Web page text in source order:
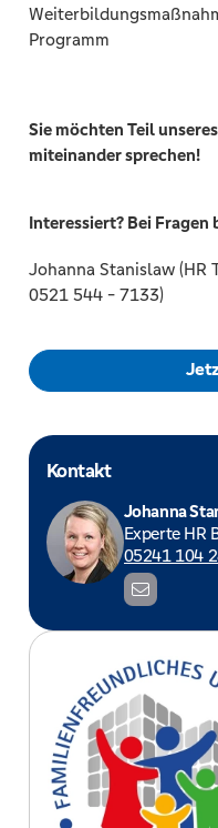
Programm
Sie möchten Teil
miteinander sprechen!
Interessiert? Bei Fragen
Johanna Stanislaw (HR
0521 544 - 7133)
Kontakt
Johanna
Experte HR
05241 104
j
o
a
n
n
a
.
s